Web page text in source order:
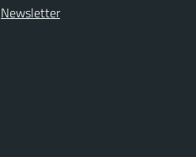
Newsletter